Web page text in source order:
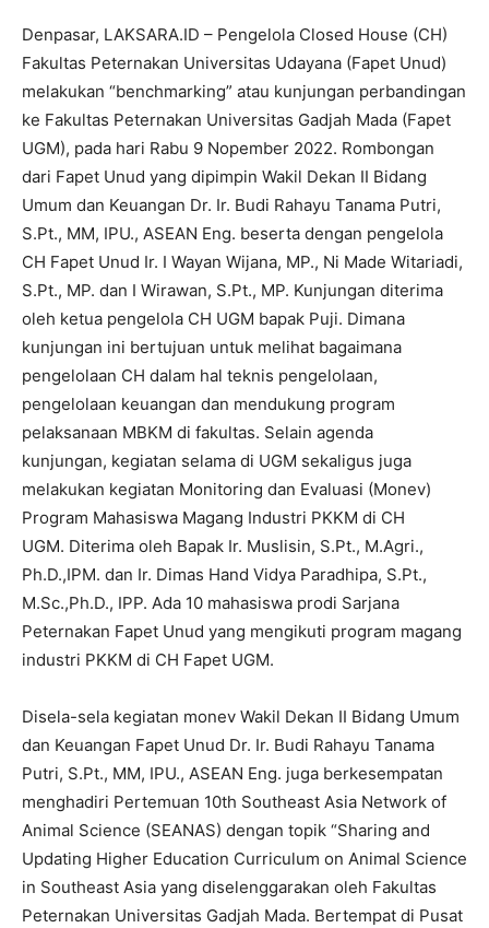
Denpasar, LAKSARA.ID – Pengelola Closed House (CH)
Fakultas Peternakan Universitas Udayana (Fapet Unud)
melakukan “benchmarking” atau kunjungan perbandingan
ke Fakultas Peternakan Universitas Gadjah Mada (Fapet
UGM), pada hari Rabu 9 Nopember 2022. Rombongan
dari Fapet Unud yang dipimpin Wakil Dekan II Bidang
Umum dan Keuangan Dr. Ir. Budi Rahayu Tanama Putri,
S.Pt., MM, IPU., ASEAN Eng. beserta dengan pengelola
CH Fapet Unud Ir. I Wayan Wijana, MP., Ni Made Witariadi,
S.Pt., MP. dan I Wirawan, S.Pt., MP. Kunjungan diterima
oleh ketua pengelola CH UGM bapak Puji. Dimana
kunjungan ini bertujuan untuk melihat bagaimana
pengelolaan CH dalam hal teknis pengelolaan,
pengelolaan keuangan dan mendukung program
pelaksanaan MBKM di fakultas. Selain agenda
kunjungan, kegiatan selama di UGM sekaligus juga
melakukan kegiatan Monitoring dan Evaluasi (Monev)
Program Mahasiswa Magang Industri PKKM di CH
UGM. Diterima oleh Bapak Ir. Muslisin, S.Pt., M.Agri.,
Ph.D.,IPM. dan Ir. Dimas Hand Vidya Paradhipa, S.Pt.,
M.Sc.,Ph.D., IPP. Ada 10 mahasiswa prodi Sarjana
Peternakan Fapet Unud yang mengikuti program magang
industri PKKM di CH Fapet UGM.
Disela-sela kegiatan monev Wakil Dekan II Bidang Umum
dan Keuangan Fapet Unud Dr. Ir. Budi Rahayu Tanama
Putri, S.Pt., MM, IPU., ASEAN Eng. juga berkesempatan
menghadiri Pertemuan 10th Southeast Asia Network of
Animal Science (SEANAS) dengan topik “Sharing and
Updating Higher Education Curriculum on Animal Science
in Southeast Asia yang diselenggarakan oleh Fakultas
Peternakan Universitas Gadjah Mada. Bertempat di Pusat